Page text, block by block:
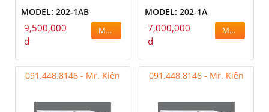
MODEL: 202-1AB
9,500,000
đ
MUA
MODEL: 202-1A
7,000,000
đ
MUA
091.448.8146 - Mr. Kiên 091.448.8146 - Mr. Kiên